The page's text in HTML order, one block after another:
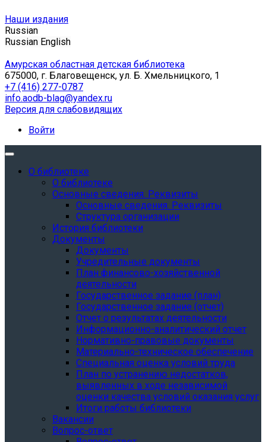
Наши издания
Russian
Russian English
Амурская областная детская библиотека
675000, г. Благовещенск, ул. Б. Хмельницкого, 1
+7 (416) 277-0787
info.aodb-blag@yandex.ru
Версия для слабовидящих
Войти
О библиотеке
О библиотеке
Основные сведения. Реквизиты
Основные сведения. Реквизиты
Структура организации
История библиотеки
Документы
Документы
Учредительные документы
План финансово-хозяйственной
деятельности
Государственное задание (план)
Государственное задание (отчет)
Отчет о результатах деятельности
Информационно-аналитический отчет
Нормативно-правовые документы
Материально-техническое обеспечение
Специальная оценка условий труда
План по устранению недостатков,
выявленных в ходе независимой
оценки качества условий оказания услуг
Итоги работы библиотеки
Вакансии
Вопрос-ответ